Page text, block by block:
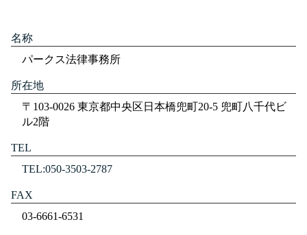
名称
パークス法律事務所
所在地
〒103-0026 東京都中央区日本橋兜町20-5 兜町八千代ビ
ル2階
TEL
TEL:050-3503-2787
FAX
03-6661-6531